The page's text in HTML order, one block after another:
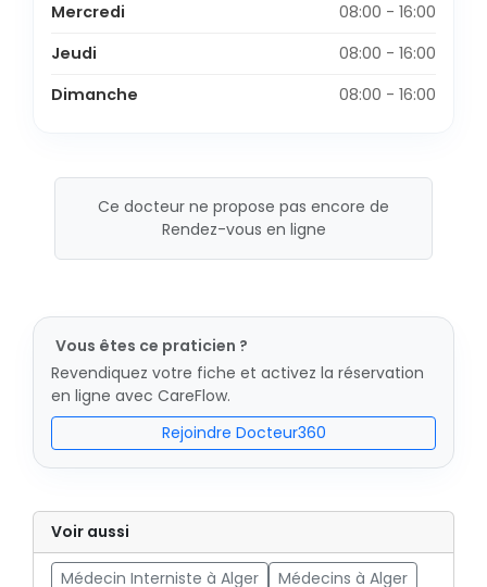
Mercredi
08:00 - 16:00
Jeudi
08:00 - 16:00
Dimanche
08:00 - 16:00
Ce docteur ne propose pas encore de
Rendez-vous en ligne
Vous êtes ce praticien ?
Revendiquez votre fiche et activez la réservation
en ligne avec CareFlow.
Rejoindre Docteur360
Voir aussi
Médecin Interniste à Alger Médecins à Alger